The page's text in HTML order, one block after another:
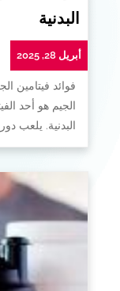
البدنية
أبريل 28, 2025
فوائد فيتامين
الجيم هو أحد
البدنية. يلعب